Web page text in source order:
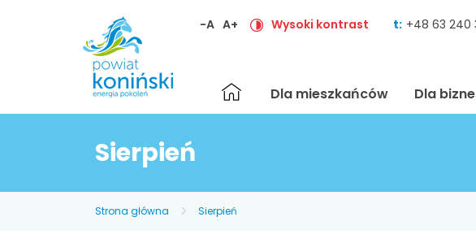
-A A+ Wysoki kontrast t: +48 63 240
Strona
główna
Dla mieszkańców Dla
Sierpień
Strona główna Sierpień